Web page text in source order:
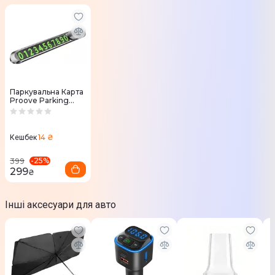
Паркувальна Карта
Proove Parking
Number Plate Metal
Кешбек14 ₴
399 -25%
299₴
Інші аксесуари для авто